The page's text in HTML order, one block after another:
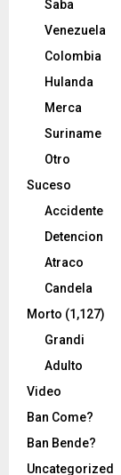
Saba
Venezuela
Colombia
Hulanda
Merca
Suriname
Otro
Suceso
Accidente
Detencion
Atraco
Candela
Morto (1,127)
Grandi
Adulto
Video
Ban Come?
Ban Bende?
Uncategorized